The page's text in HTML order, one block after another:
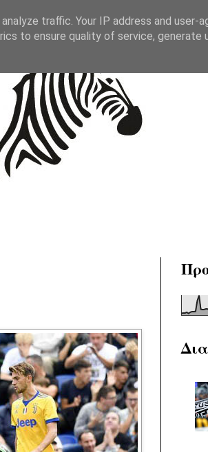
traffic. Your IP address and user-
to ensure quality of service, generate